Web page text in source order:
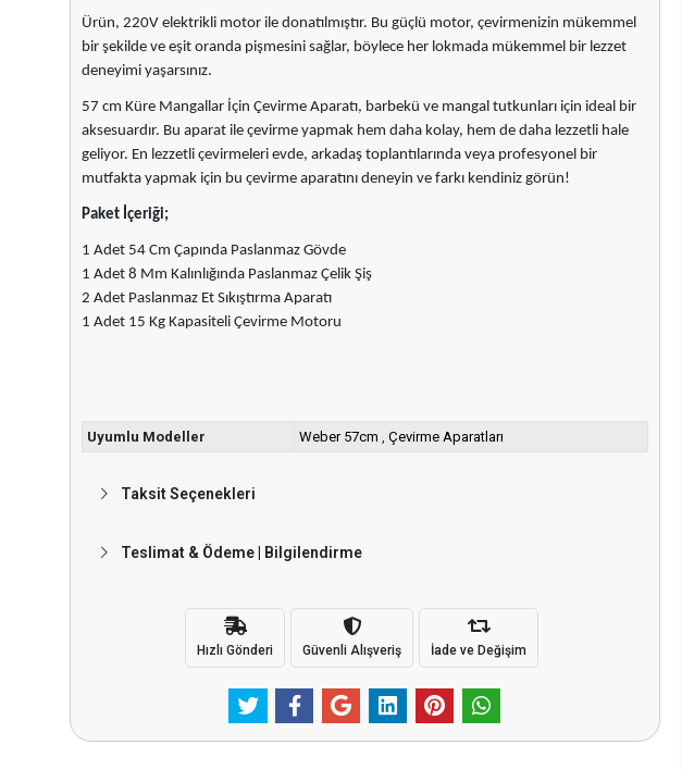
Ürün, 220V elektrikli motor ile donatılmıştır. Bu güçlü motor, çevirmenizin mükemmel
bir şekilde ve eşit oranda pişmesini sağlar, böylece her lokmada mükemmel bir lezzet
deneyimi yaşarsınız.
57 cm Küre Mangallar İçin Çevirme Aparatı, barbekü ve mangal tutkunları için ideal bir
aksesuardır. Bu aparat ile çevirme yapmak hem daha kolay, hem de daha lezzetli hale
geliyor. En lezzetli çevirmeleri evde, arkadaş toplantılarında veya profesyonel bir
mutfakta yapmak için bu çevirme aparatını deneyin ve farkı kendiniz görün!
Paket İçeriği;
1 Adet 54 Cm Çapında Paslanmaz Gövde
1 Adet 8 Mm Kalınlığında Paslanmaz Çelik Şiş
2 Adet Paslanmaz Et Sıkıştırma Aparatı
1 Adet 15 Kg Kapasiteli Çevirme Motoru
Uyumlu Modeller Weber 57cm ,Çevirme Aparatları
Taksit Seçenekleri
Teslimat & Ödeme | Bilgilendirme
Hızlı Gönderi Güvenli Alışveriş İade ve Değişim